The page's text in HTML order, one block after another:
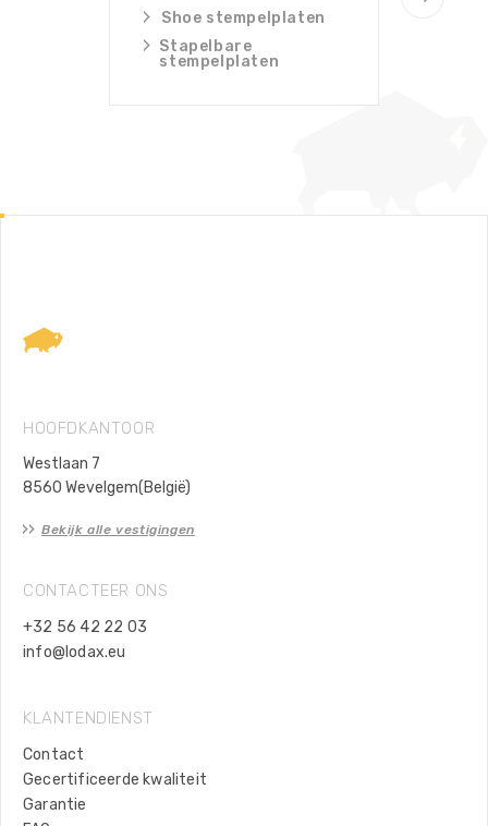
Shoe stempelplaten
Stapelbare
stempelplaten
HOOFDKANTOOR
Westlaan 7
8560 Wevelgem(België)
Bekijk alle vestigingen
CONTACTEER ONS
+32 56 42 22 03
info@lodax.eu
KLANTENDIENST
Contact
Gecertificeerde kwaliteit
Garantie